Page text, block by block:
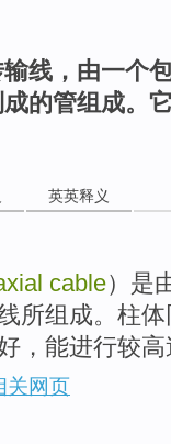
线，由一个
的管组成。
英英释义
cable）是
所组成。柱
，能进行较
关网页